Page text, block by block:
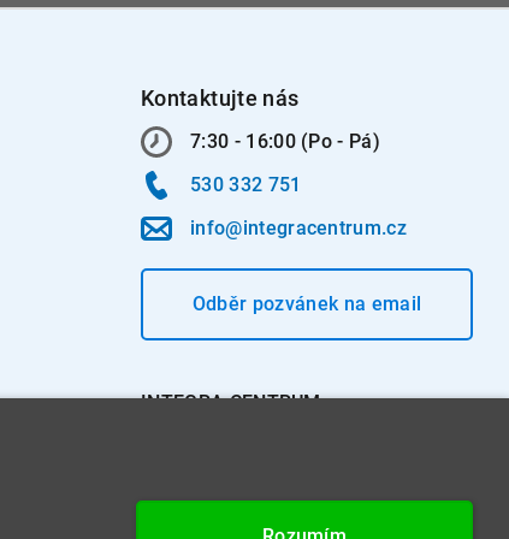
Kontaktujte nás
7:30 - 16:00 (Po - Pá)
530 332 751
info@integracentrum.cz
Odběr pozvánekna email
INTEGRA CENTRUM s.r.o.